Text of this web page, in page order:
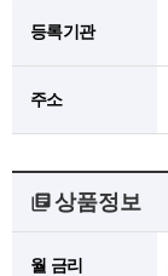
등록기관
주소
상품정보
월 금리